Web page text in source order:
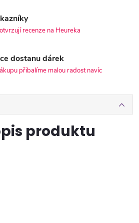
recenze na Heureka
dostanu dárek
přibalíme malou radost navíc
produktu